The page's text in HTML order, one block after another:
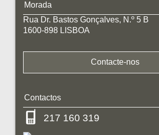
Morada
Rua Dr. Bastos Gonçalves, N.º 5 B
1600-898 LISBOA
Contacte-nos
Contactos
217 160 319